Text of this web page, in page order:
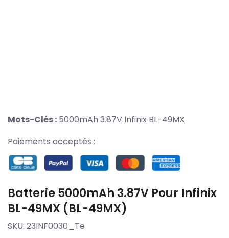
Mots-Clés : 5000mAh 3.87V Infinix BL-49MX
Paiements acceptés :
Batterie 5000mAh 3.87V Pour Infinix
BL-49MX (BL-49MX)
SKU: 23INF0030_Te